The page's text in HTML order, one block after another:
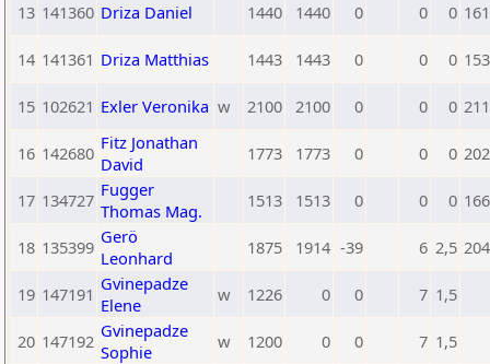
13 141360 Driza Daniel 1440 1440 0 0 0
14 141361 Driza Matthias 1443 1443 0 0 0
15 102621 Exler Veronika w 2100 2100 0 0 0
16 142680 Fitz Jonathan
David
1773 1773 0 0 0
17 134727 Fugger
Thomas Mag.
1513 1513 0 0 0
18 135399 Gerö
Leonhard
1875 1914 -39 6 2,5
19 147191 Gvinepadze
Elene
w 1226 0 0 7 1,5
20 147192 Gvinepadze
Sophie
w 1200 0 0 7 1,5